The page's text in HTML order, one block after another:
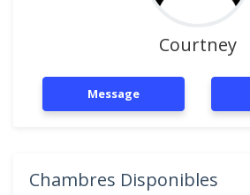
Courtney
Message
Chambres Disponibles